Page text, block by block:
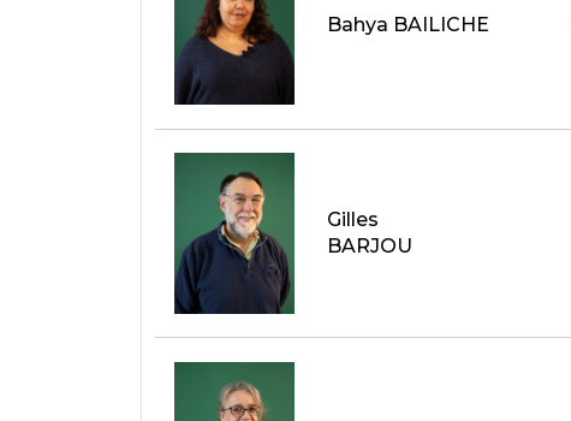
Bahya BAILICHE
Gilles
BARJOU